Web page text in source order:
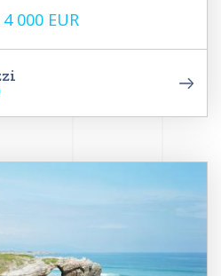
4 000 EUR